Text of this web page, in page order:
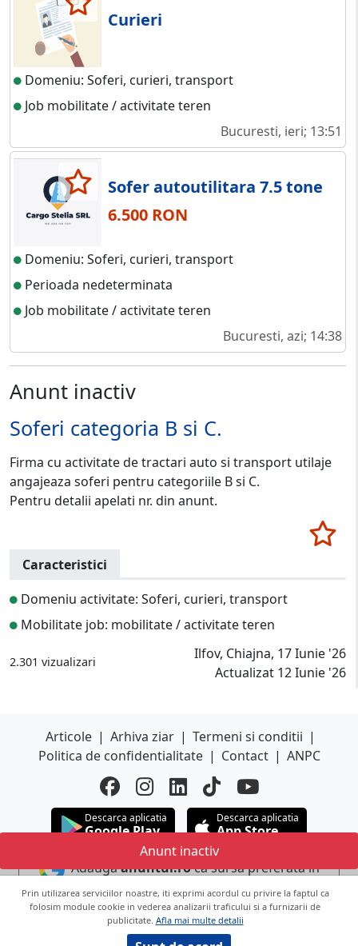
Curieri
Domeniu: Soferi, curieri, transport
Job mobilitate / activitate teren
Bucuresti, ieri; 13:51
Sofer autoutilitara 7.5 tone
6.500 RON
Domeniu: Soferi, curieri, transport
Perioada nedeterminata
Job mobilitate / activitate teren
Bucuresti, azi; 14:38
Anunt inactiv
Soferi categoria B si C.
Firma cu activitate de tractari auto si transport utilaje
angajeaza soferi pentru categoriile B si C.
Pentru detalii apelati nr. din anunt.
Caracteristici
Domeniu activitate: Soferi, curieri, transport
Mobilitate job: mobilitate / activitate teren
2.301 vizualizari
Ilfov, Chiajna, 17 Iunie '26
Actualizat 12 Iunie '26
Anunt inactiv
Prin utilizarea serviciilor noastre, iti exprimi acordul cu privire la faptul ca
folosim module cookie in vederea analizarii traficului si a furnizarii de
publicitate. Afla mai multe detalii
Articole | Arhiva ziar | Termeni si conditii |
Politica de confidentialitate | Contact | ANPC
Descarca aplicatia
Google Play
Descarca aplicatia
App Store
Adaugaanuntul.roca sursa preferata in
Google
Copyright © 2026 ANUNTUL TELEFONIC
Toate drepturile rezervate.